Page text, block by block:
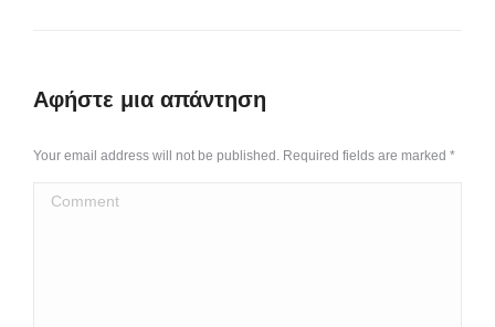
Αφήστε μια απάντηση
Your email address will not be published. Required fields are marked *
Comment